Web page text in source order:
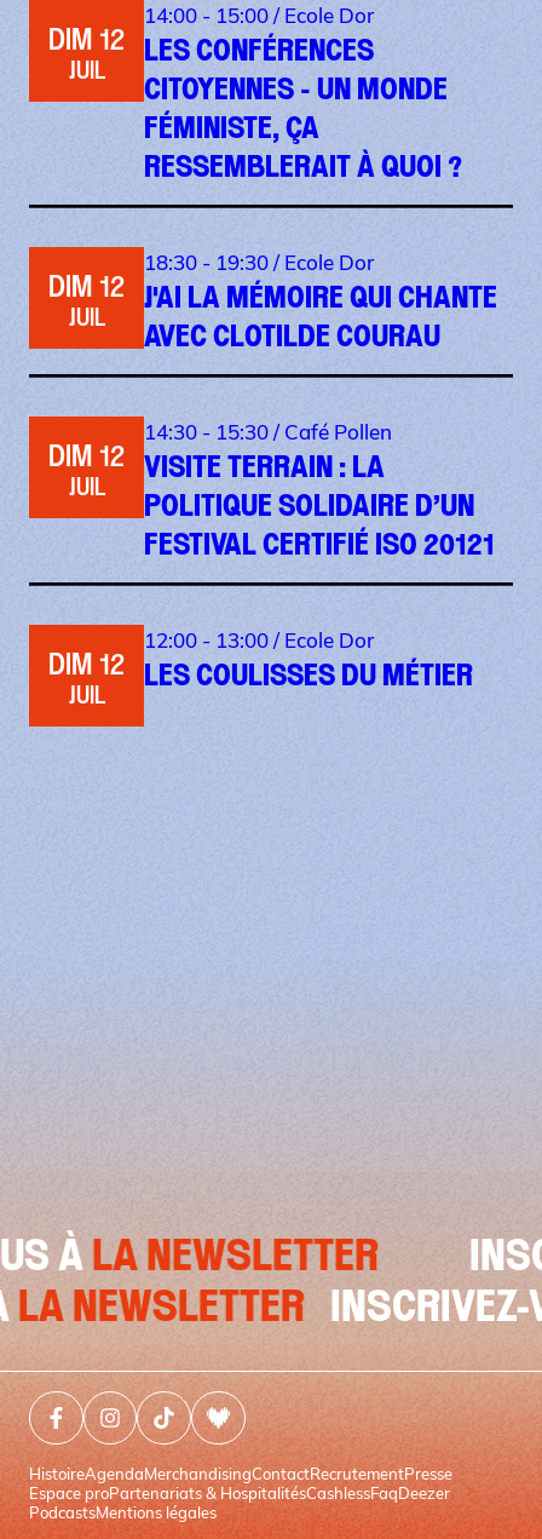
DIM 12
JUIL
14:00 - 15:00 /Ecole Dor
LES CONFÉRENCES
CITOYENNES - UN MONDE
FÉMINISTE, ÇA
RESSEMBLERAIT À QUOI ?
DIM 12
JUIL
18:30 - 19:30 /Ecole Dor
J'AI LA MÉMOIRE QUI CHANTE
AVEC CLOTILDE COURAU
DIM 12
JUIL
14:30 - 15:30 /Café Pollen
VISITE TERRAIN : LA
POLITIQUE SOLIDAIRE D’UN
FESTIVAL CERTIFIÉ ISO 20121
DIM 12
JUIL
12:00 - 13:00 /Ecole Dor
LES COULISSES DU MÉTIER
INSCRIVEZ-VOUS À
VOUS ÀLA
HistoireAgendaMerchandisingContactRecrutementPresse
Espace proPartenariats & HospitalitésCashlessFaqDeezer
PodcastsMentions légales
Facebook (nouvelle fenêtre)
Instagram (nouvelle fenêtre)
Tiktok (nouvelle fenêtre)
Deezer (nouvelle fenêtre)